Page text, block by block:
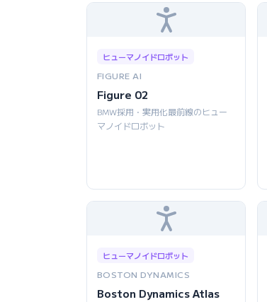
ヒューマノイドロボット
FIGURE AI
Figure 02
BMW採用・実用化最前線のヒュー
マノイドロボット
ヒューマノイドロボット
BOSTON DYNAMICS
Boston Dynamics Atlas